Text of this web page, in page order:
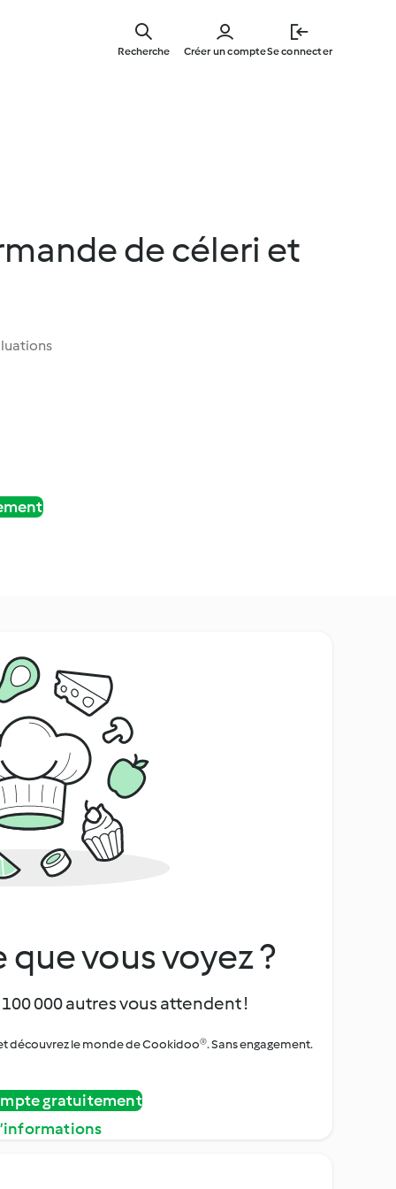
main
Créer un compteSe connecter
Recherche
de céleri et
vous voyez ?
000 autres vous attendent !
découvrez le monde de Cookidoo®. Sans engagement.
gratuitement